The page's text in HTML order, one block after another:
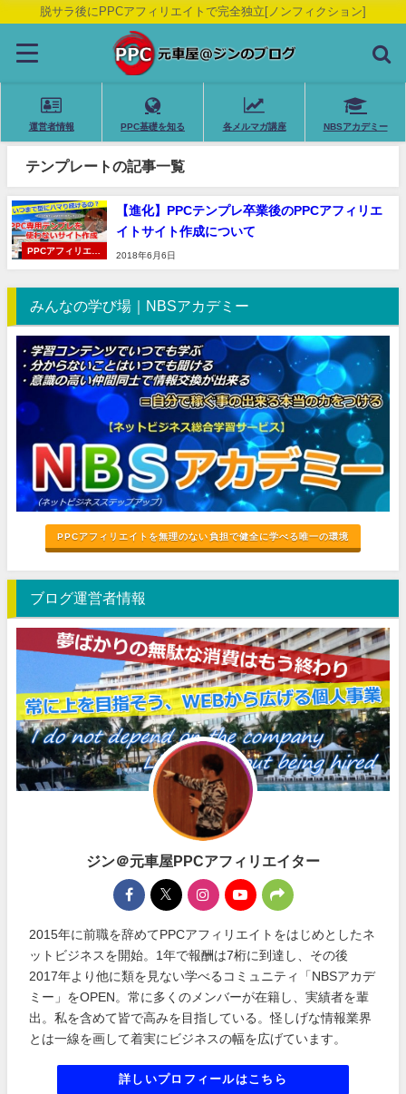
脱サラ後にPPCアフィリエイトで完全独立[ノンフィクション]
運営者情報 PPC基礎を知る 各メルマガ講座 NBSアカデミー
テンプレートの記事一覧
PPCアフィリエイ
【進化】PPCテンプレ卒業後のPPCアフィリエ
イトサイト作成について
2018年6月6日
みんなの学び場｜NBSアカデミー
PPCアフィリエイトを無理のない負担で健全に学べる唯一の環境
ブログ運営者情報
ジン＠元車屋PPCアフィリエイター
2015年に前職を辞めてPPCアフィリエイトをはじめとしたネ
ットビジネスを開始。1年で報酬は7桁に到達し、その後
2017年より他に類を見ない学べるコミュニティ「NBSアカデ
ミー」をOPEN。常に多くのメンバーが在籍し、実績者を輩
出。私を含めて皆で高みを目指している。怪しげな情報業界
とは一線を画して着実にビジネスの幅を広げています。
詳しいプロフィールはこちら